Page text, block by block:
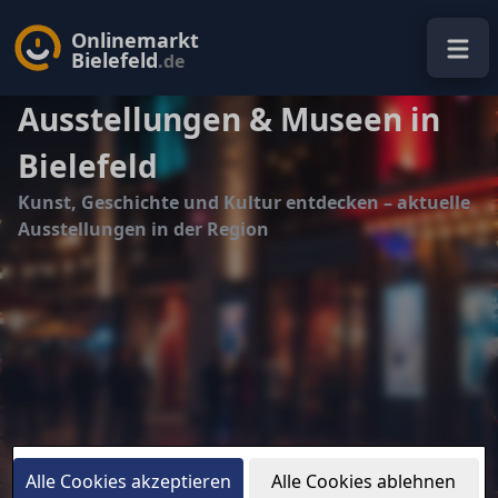
Alle Cookies akzeptieren Alle Cookies ablehnen
Onlinemarkt
Bielefeld.de
Ausstellungen & Museen in
Bielefeld
Kunst, Geschichte und Kultur entdecken – aktuelle
Ausstellungen in der Region